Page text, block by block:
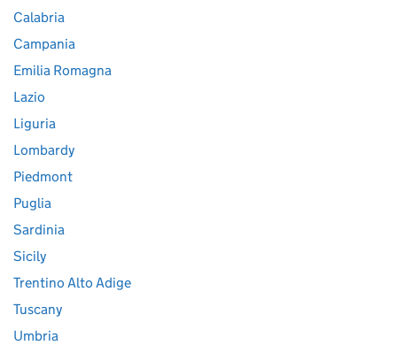
Calabria
Campania
Emilia Romagna
Lazio
Liguria
Lombardy
Piedmont
Puglia
Sardinia
Sicily
Trentino Alto Adige
Tuscany
Umbria